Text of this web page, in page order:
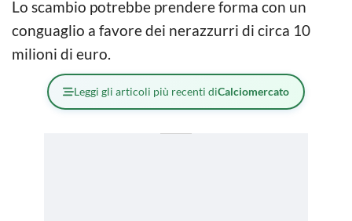
Lo scambio potrebbe prendere forma con un
conguaglio a favore dei nerazzurri di circa 10
milioni di euro.
Leggi gli articoli più recenti diCalciomercato